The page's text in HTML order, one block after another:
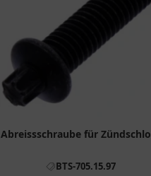
Abreissschraube für
BTS-705.15.97